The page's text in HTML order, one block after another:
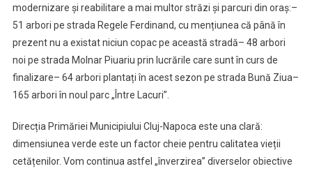
modernizare și reabilitare a mai multor străzi și parcuri din oraș:–
51 arbori pe strada Regele Ferdinand, cu mențiunea că până în
prezent nu a existat niciun copac pe această stradă– 48 arbori
noi pe strada Molnar Piuariu prin lucrările care sunt în curs de
finalizare– 64 arbori plantați în acest sezon pe strada Bună Ziua–
165 arbori în noul parc „Între Lacuri”.
Direcția Primăriei Municipiului Cluj-Napoca este una clară:
dimensiunea verde este un factor cheie pentru calitatea vieții
cetățenilor. Vom continua astfel „înverzirea” diverselor obiective